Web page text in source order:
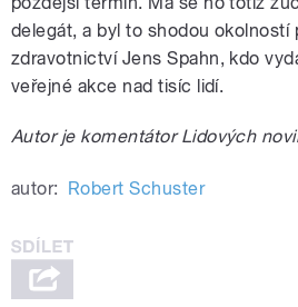
delegát, a byl to shodou okolností
zdravotnictví Jens Spahn, kdo
veřejné akce nad tisíc lidí.
Autor je komentátor Lidových
autor: Robert Schuster